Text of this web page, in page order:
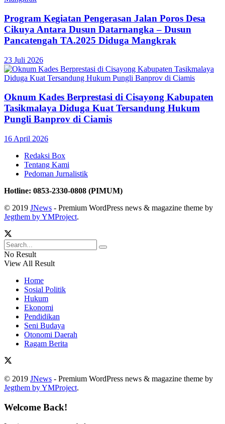
Program Kegiatan Pengerasan Jalan Poros Desa
Cikuya Antara Dusun Datarnangka – Dusun
Pancatengah TA.2025 Diduga Mangkrak
23 Juli 2026
Oknum Kades Berprestasi di Cisayong Kabupaten
Tasikmalaya Diduga Kuat Tersandung Hukum
Pungli Banprov di Ciamis
16 April 2026
Redaksi Box
Tentang Kami
Pedoman Jurnalistik
Hotline: 0853-2330-0808 (PIMUM)
© 2019 JNews - Premium WordPress news & magazine theme by
Jegthem by YMProject.
No Result
View All Result
Home
Sosial Politik
Hukum
Ekonomi
Pendidikan
Seni Budaya
Otonomi Daerah
Ragam Berita
© 2019 JNews - Premium WordPress news & magazine theme by
Jegthem by YMProject.
Welcome Back!